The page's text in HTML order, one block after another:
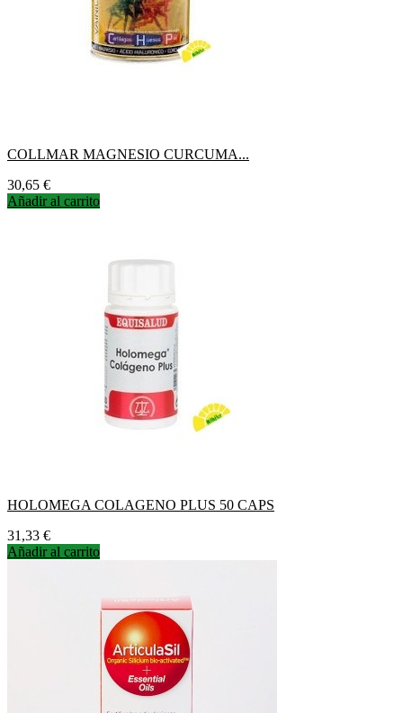
COLLMAR MAGNESIO CURCUMA...
Precio
30,65 €
Añadir al carrito
HOLOMEGA COLAGENO PLUS 50 CAPS
Precio
31,33 €
Añadir al carrito